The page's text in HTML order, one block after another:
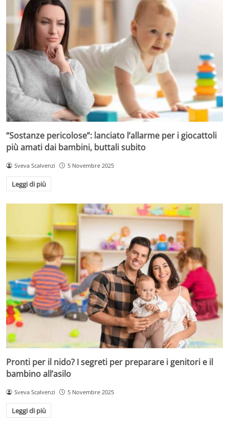
“Sostanze pericolose”: lanciato l’allarme per i giocattoli
più amati dai bambini, buttali subito
Sveva Scalvenzi 5 Novembre 2025
Leggi di più
Pronti per il nido? I segreti per preparare i genitori e il
bambino all’asilo
Sveva Scalvenzi 5 Novembre 2025
Leggi di più